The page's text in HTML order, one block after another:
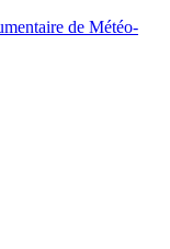
de Météo-